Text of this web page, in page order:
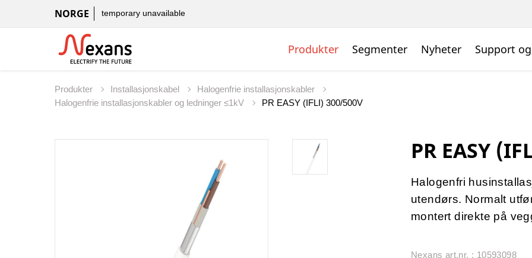
NORGE temporary unavailable
Produkter Segmenter Nyheter Support
Produkter Installasjonskabel
Halogenfrie installasjonskabler
Halogenfrie installasjonskabler og ledninger ≤1kV
PR EASY (IFLI) 300/500V
PR EASY
Halogenfri
utendørs. Normalt
montert direkte på
Nexans art.nr. : 10593098